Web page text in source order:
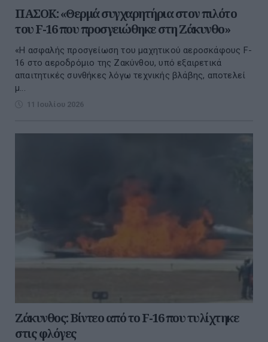
ΠΑΣΟΚ: «Θερμά συγχαρητήρια στον πιλότο
του F-16 που προσγειώθηκε στη Ζάκυνθο»
«Η ασφαλής προσγείωση του μαχητικού αεροσκάφους F-
16 στο αεροδρόμιο της Ζακύνθου, υπό εξαιρετικά
απαιτητικές συνθήκες λόγω τεχνικής βλάβης, αποτελεί
μ...
11 Ιουλίου 2026
Ζάκυνθος: Βίντεο από το F-16 που τυλίχτηκε
στις φλόγες